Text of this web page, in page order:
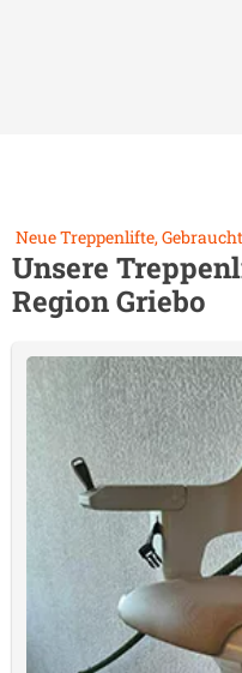
Neue Treppenlifte,
Unsere
RegionGriebo